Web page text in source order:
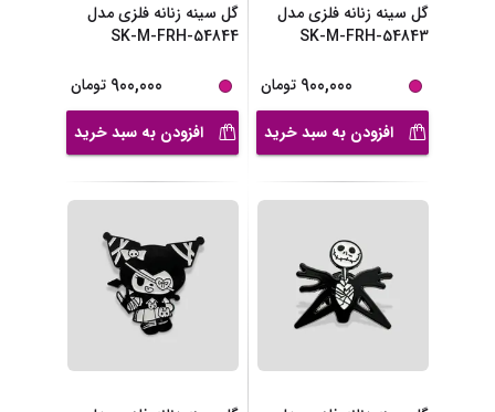
گل سینه زنانه فلزی مدل
SK-M-FRH-54843
900,000 تومان
افزودن به سبد خرید
گل سینه زنانه فلزی مدل
SK-M-FRH-54844
900,000 تومان
افزودن به سبد خرید